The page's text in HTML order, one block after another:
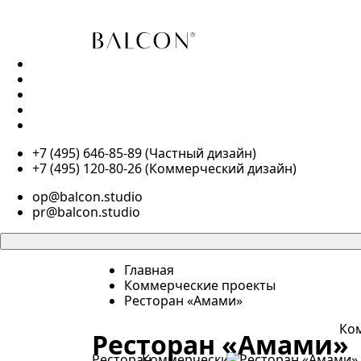
+7 (495) 646-85-89 (Частный дизайн)
+7 (495) 120-80-26 (Коммерческий дизайн)
op@balcon.studio
pr@balcon.studio
Главная
Коммерческие проекты
Ресторан «Амами»
Ресторан «Амами»